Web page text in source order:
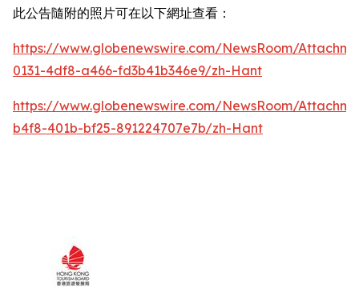
此公告隨附的照片可在以下網址查看：
https://www.globenewswire.com/NewsRoom/
0131-4df8-a466-fd3b41b346e9/zh-Hant
https://www.globenewswire.com/NewsRoom/
b4f8-401b-bf25-891224707e7b/zh-Hant